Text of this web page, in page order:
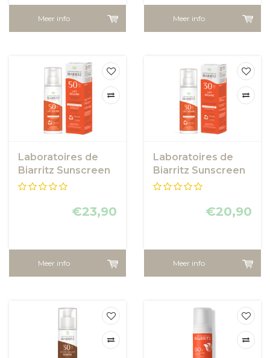
Meer info Meer info
Laboratoires de
Biarritz Sunscreen
Lotion SPF50
€23,90
Meer info
Laboratoires de
Biarritz Sunscreen
Lotion SPF30
€20,90
Meer info